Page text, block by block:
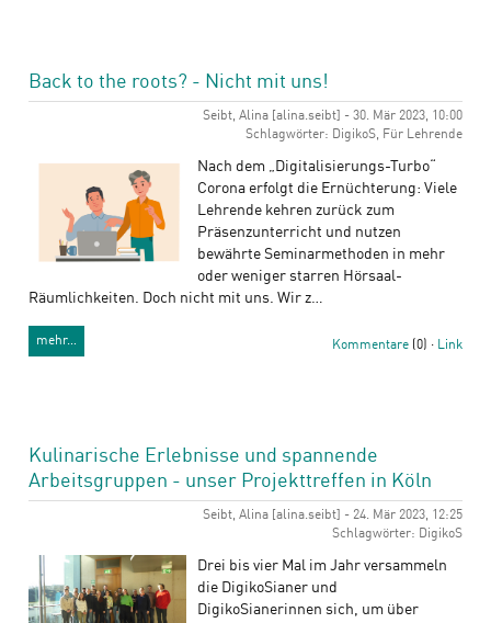
Back to the roots? - Nicht mit uns!
Seibt, Alina [alina.seibt] - 30. Mär 2023, 10:00
Schlagwörter: DigikoS, Für Lehrende
Nach dem „Digitalisierungs-Turbo“
Corona erfolgt die Ernüchterung: Viele
Lehrende kehren zurück zum
Präsenzunterricht und nutzen
bewährte Seminarmethoden in mehr
oder weniger starren Hörsaal-
Räumlichkeiten. Doch nicht mit uns. Wir z…
mehr… Kommentare (0) · Link
Kulinarische Erlebnisse und spannende
Arbeitsgruppen - unser Projekttreffen in Köln
Seibt, Alina [alina.seibt] - 24. Mär 2023, 12:25
Schlagwörter: DigikoS
Drei bis vier Mal im Jahr versammeln
die DigikoSianer und
DigikoSianerinnen sich, um über